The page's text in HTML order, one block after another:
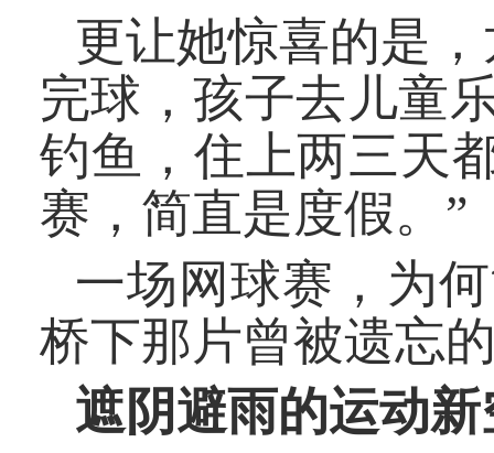
更让她惊喜的是
完球，孩子去儿童
钓鱼，住上两三天
赛，简直是度假。”
一场网球赛，为
桥下那片曾被遗忘
遮阴避雨的运动新